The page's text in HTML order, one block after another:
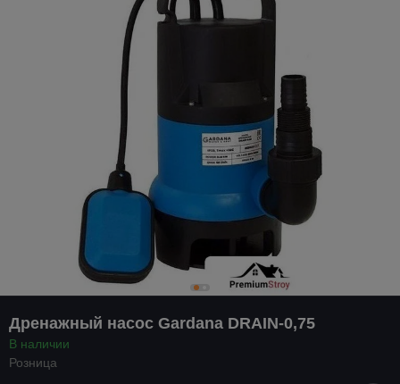
Дренажный насос Gardana DRAIN-0,75
В наличии
Розница